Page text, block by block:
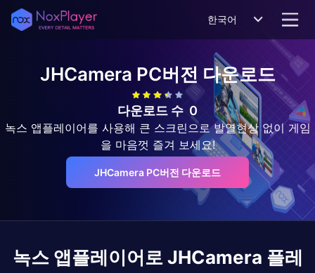
한국어
JHCamera PC버전 다운로드
다운로드 수 0
녹스 앱플레이어를 사용해 큰 스크린으로 발열현상 없이 게임
을 마음껏 즐겨 보세요!
JHCamera PC버전 다운로드
녹스 앱플레이어로 JHCamera 플레